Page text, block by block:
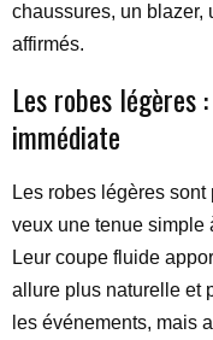
chaussures, un blazer,
affirmés.
Les robes
immédiate
Les robes légères
veux une tenue simple
Leur coupe fluide
allure plus naturelle et
les événements, mais